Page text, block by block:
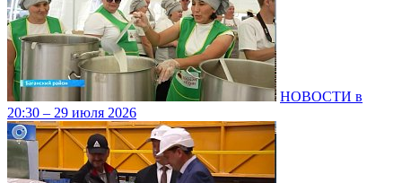
НОВОСТИ в
20:30 – 29 июля 2026